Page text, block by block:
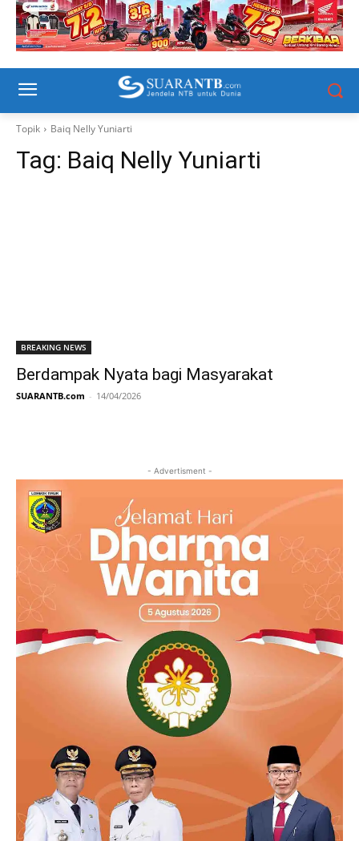
Topik Baiq Nelly Yuniarti
Tag: Baiq Nelly Yuniarti
BREAKING NEWS
Berdampak Nyata bagi Masyarakat
SUARANTB.com - 14/04/2026
- Advertisment -